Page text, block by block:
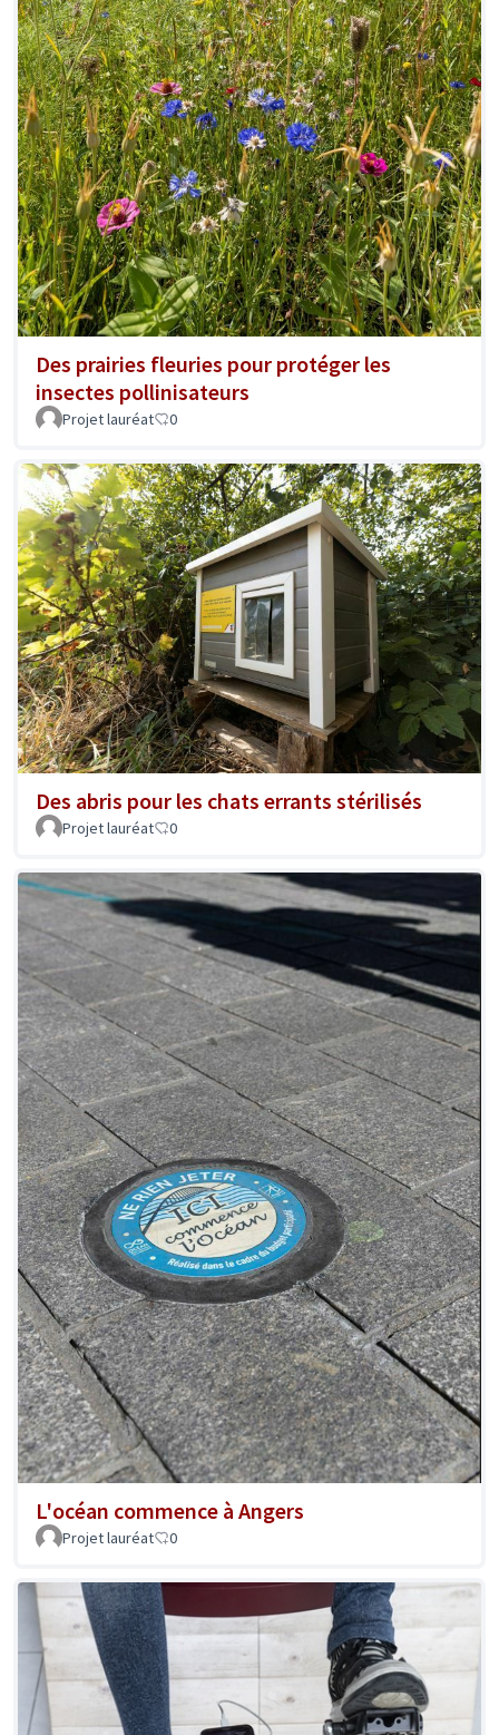
Des prairies fleuries pour protéger les
insectes pollinisateurs
Projet lauréat 0
Des abris pour les chats errants stérilisés
Projet lauréat 0
L'océan commence à Angers
Projet lauréat 0